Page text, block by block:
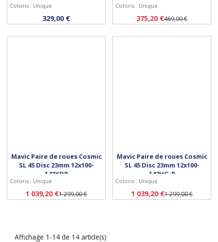
Acheter
Coloris : Unique
329,00 € Acheter
Coloris : Unique
375,20 €469,00 €
Acheter
Mavic Paire de roues Cosmic
SL 45 Disc 23mm 12x100-
142XDR
Coloris : Unique
1 039,20 €1 299,00 € Acheter
Mavic Paire de roues Cosmic
SL 45 Disc 23mm 12x100-
142HG-R
Coloris : Unique
1 039,20 €1 299,00 €
Affichage 1-14 de 14 article(s)